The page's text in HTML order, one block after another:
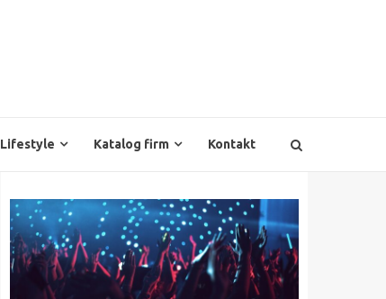
Lifestyle Katalog firm Kontakt